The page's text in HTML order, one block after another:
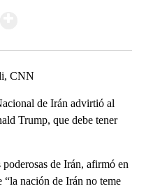
CNN
de Irán advirtió al
Trump, que debe tener
de Irán, afirmó en
nación de Irán no teme